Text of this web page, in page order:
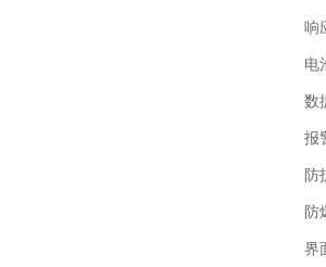
响
电
数
报
防
防
界